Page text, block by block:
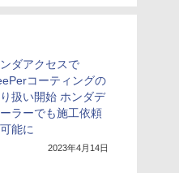
ダアクセスで
コーティングの
扱い開始 ホンダデ
ーラーでも施工依頼
能に
2023年4月14日